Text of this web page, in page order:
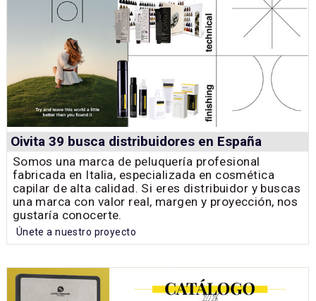
Oivita 39 busca distribuidores en España
Somos una marca de peluquería profesional
fabricada en Italia, especializada en cosmética
capilar de alta calidad. Si eres distribuidor y buscas
una marca con valor real, margen y proyección, nos
gustaría conocerte.
Únete a nuestro proyecto